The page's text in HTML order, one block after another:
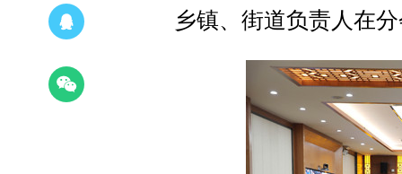
乡镇、街道负责人在